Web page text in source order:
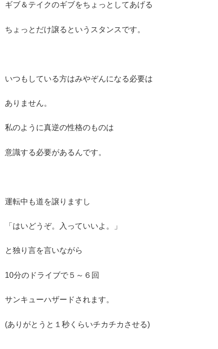
ギブ＆テイクのギブをちょっとしてあげる
ちょっとだけ譲るというスタンスです。
いつもしている方はみやぞんになる必要は
ありません。
私のように真逆の性格のものは
意識する必要があるんです。
運転中も道を譲りますし
「はいどうぞ。入っていいよ。」
と独り言を言いながら
10分のドライブで５～６回
サンキューハザードされます。
(ありがとうと１秒くらいチカチカさせる)